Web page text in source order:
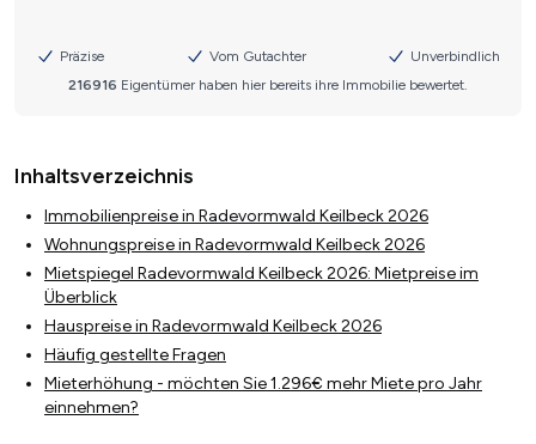
Inhaltsverzeichnis
Immobilienpreise in Radevormwald Keilbeck 2026
Wohnungspreise in Radevormwald Keilbeck 2026
Mietspiegel Radevormwald Keilbeck 2026: Mietpreise im
Überblick
Hauspreise in Radevormwald Keilbeck 2026
Häufig gestellte Fragen
Mieterhöhung - möchten Sie 1.296€ mehr Miete pro Jahr
einnehmen?